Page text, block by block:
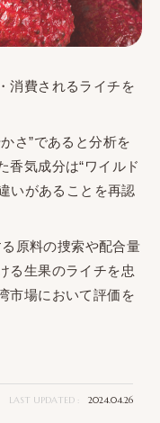
消費されるライチを
さ”であると分析を
香気成分は“ワイルド
いがあることを再認
る原料の捜索や配合量
る生果のライチを忠
市場において評価を
LAST UPDATED : 2024.04.26